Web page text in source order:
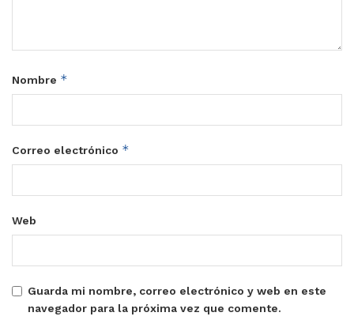
Nombre *
Correo electrónico *
Web
Guarda mi nombre, correo electrónico y web en este
navegador para la próxima vez que comente.